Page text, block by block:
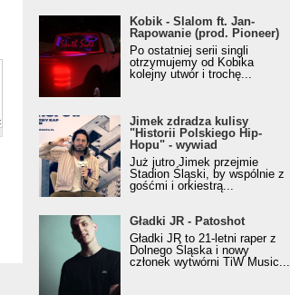
Kobik - Slalom ft. Jan-
Rapowanie (prod. Pioneer)
[Official Music Visualiser]
Kobik - Slalom ft. Jan-
Rapowanie (prod. Pioneer)
Po ostatniej serii singli
otrzymujemy od Kobika
kolejny utwór i trochę...
Jimek zdradza kulisy "Historii
Polskiego Hip-Hopu" - wywiad
Jimek zdradza kulisy
"Historii Polskiego Hip-
Hopu" - wywiad
Już jutro Jimek przejmie
Stadion Śląski, by wspólnie z
gośćmi i orkiestrą...
Gładki JR - Patoshot
Gładki JR - Patoshot
Gładki JR to 21-letni raper z
Dolnego Śląska i nowy
członek wytwórni TiW Music...